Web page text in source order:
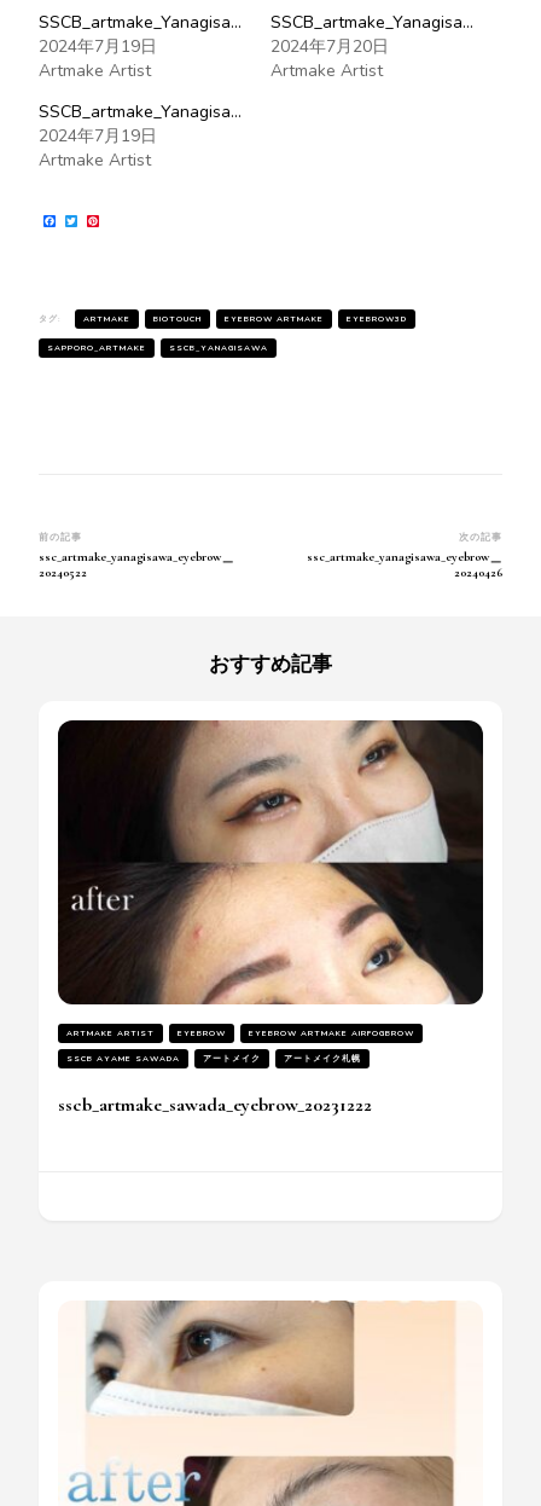
SSCB_artmake_Yanagisawa_eyebrow_20240719
2024年7月19日
Artmake Artist
SSCB_artmake_Yanagisawa_eyebrow_20240720
2024年7月20日
Artmake Artist
SSCB_artmake_Yanagisawa_eyebrow_20240719
2024年7月19日
Artmake Artist
Facebook
Twitter
タグ: ARTMAKE BIOTOUCH EYEBROW ARTMAKE EYEBROW3D
SAPPORO_ARTMAKE SSCB_YANAGISAWA
投
稿
ン
前の記事
ssc_artmake_yanagisawa_eyebrow＿
20240522
次の記事
ssc_artmake_yanagisawa_eyebrow＿
20240426
おすすめ記事
ARTMAKE ARTIST EYEBROW EYEBROW ARTMAKE AIRFOGBROW
SSCB AYAME SAWADA アートメイク アートメイク札幌
sscb_artmake_sawada_eyebrow_20231222